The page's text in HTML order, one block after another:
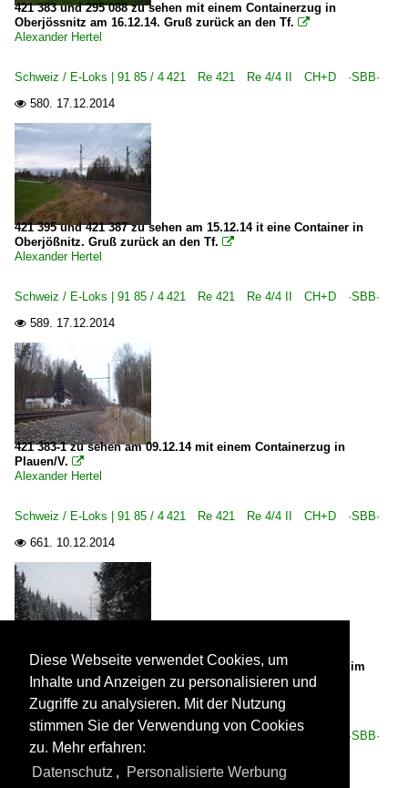
421 383 und 295 088 zu sehen mit einem Containerzug in
Oberjössnitz am 16.12.14. Gruß zurück an den Tf. 
Alexander Hertel
Schweiz / E-Loks | 91 85 / 4 421 Re 421 Re 4/4 II CH+D ·SBB·
 580. 17.12.2014
421 395 und 421 387 zu sehen am 15.12.14 it eine Container in
Oberjößnitz. Gruß zurück an den Tf. 
Alexander Hertel
Schweiz / E-Loks | 91 85 / 4 421 Re 421 Re 4/4 II CH+D ·SBB·
 589. 17.12.2014
421 383-1 zu sehen am 09.12.14 mit einem Containerzug in
Plauen/V. 
Alexander Hertel
Schweiz / E-Loks | 91 85 / 4 421 Re 421 Re 4/4 II CH+D ·SBB·
 661. 10.12.2014
421 389-8 mit einem Containerzug zu sehen in Drochaus/V. im
ersten Schnee in diesem Winter am 02.12.14.
Alexander Hertel
Schweiz / E-Loks | 91 85 / 4 421 Re 421 Re 4/4 II CH+D ·SBB·
Diese Webseite verwendet Cookies, um
Inhalte und Anzeigen zu personalisieren und
Zugriffe zu analysieren. Mit der Nutzung
stimmen Sie der Verwendung von Cookies
zu. Mehr erfahren:
Datenschutz , Personalisierte Werbung